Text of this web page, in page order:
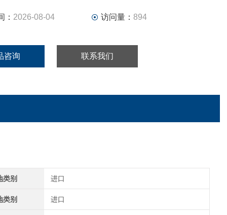
： 2026-08-04 访问量： 894
咨询 联系我们
类别 进口
类别 进口